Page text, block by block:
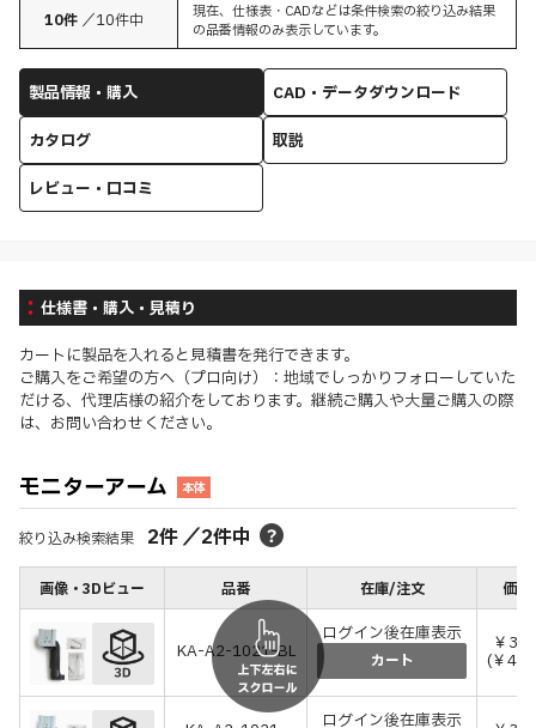
10件 ／10件中
現在、仕様表・CADなどは条件検索の絞り込み結果
の品番情報のみ表示しています。
製品情報・購入
CAD・データダウンロード
カタログ
取説
レビュー・口コミ
仕様書・購入・見積り
カートに製品を入れると見積書を発行できます。
ご購入をご希望の方へ（プロ向け）：地域でしっかりフォローしていた
だける、代理店様の紹介をしております。継続ご購入や大量ご購入の際
は、お問い合わせください。
モニターアーム 本体
絞り込み検索結果 2件／2件中
画像・3Dビュー 品番 在庫/注文 価格
KA-A2-1021-BL
ログイン後在庫表示
カート
￥
(￥
ログイン後在庫表示